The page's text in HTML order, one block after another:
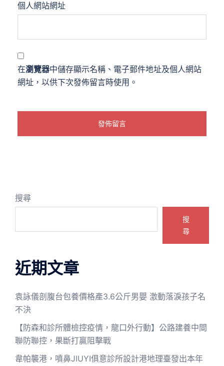
個人網站網址
在瀏覽器中儲存顯示名稱、電子郵件地址及個人網站
網址，以供下次發佈留言時使用。
搜尋
搜
尋
近期文章
袁詠儀剖腹台包養價格產3.6公斤男嬰 激動落淚孩子名
不決
【防森和診所體檢控疫情，龍口外行動】公路建養中間
聯防聯控，果斷打贏阻擊戰
韋帕襲港，噴鼻JIUYI俱意診所設計港地理臺發出本年